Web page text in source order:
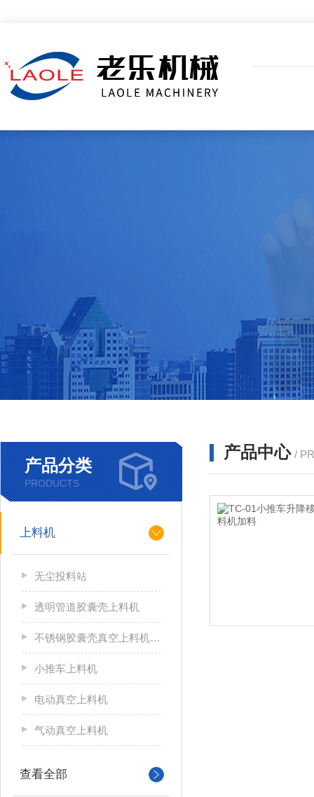
产品分类
PRODUCTS
上料机
无尘投料站
透明管道胶囊壳上料机
不锈钢胶囊壳真空上料机自动加料自动停止
小推车上料机
电动真空上料机
气动真空上料机
查看全部
产品中心 /